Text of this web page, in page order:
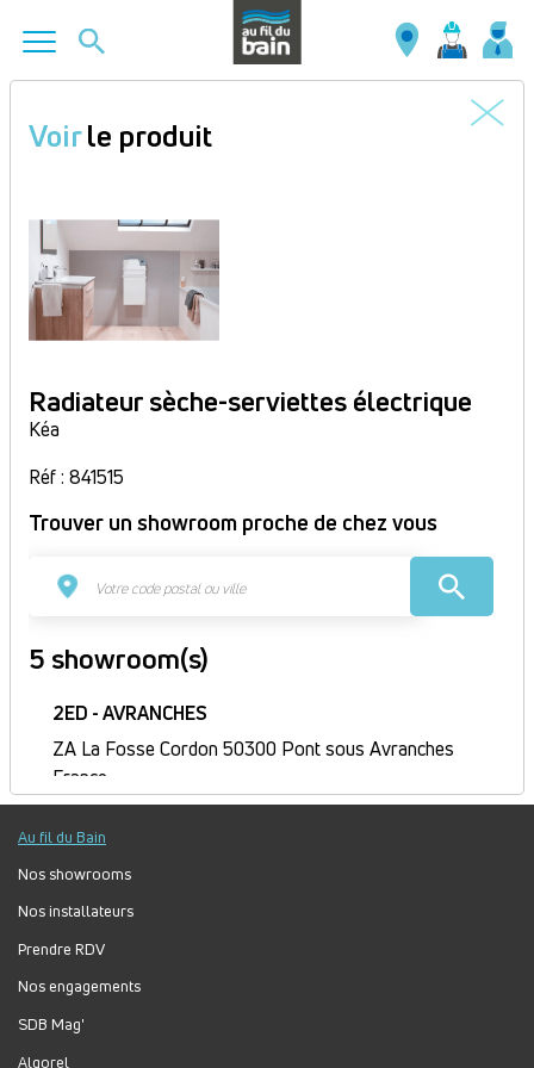
contenu
Voirle produit
Radiateur sèche-serviettes électrique
Kéa
Réf : 841515
Trouver un showroom proche de chez vous
5 showroom(s)
2ED - AVRANCHES
ZA La Fosse Cordon 50300 Pont sous Avranches
France
Itinéraire
Fermé
Jour
Plage
horaire
Lundi :
Mardi :
Jeudi :
Vendredi : 8h-12h, 14h-17h
Samedi :
Au fil du Bain
Nos showrooms
Nos installateurs
Prendre RDV
Nos engagements
SDB Mag'
Algorel